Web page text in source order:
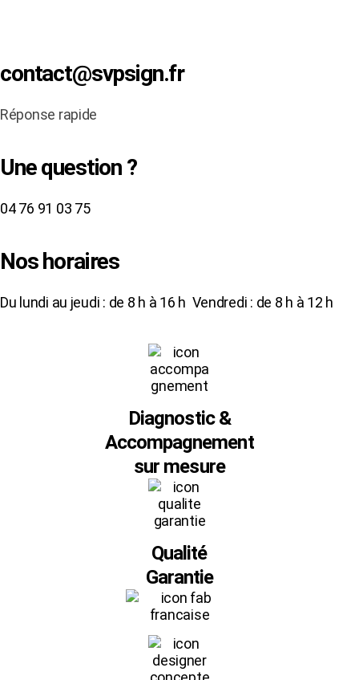
contact@svpsign.fr
Réponse rapide
Une question ?
04 76 91 03 75
Nos horaires
Du lundi au jeudi : de 8 h à 16 h Vendredi : de 8 h à 12 h
Diagnostic &
Accompagnement
sur mesure
Qualité
Garantie